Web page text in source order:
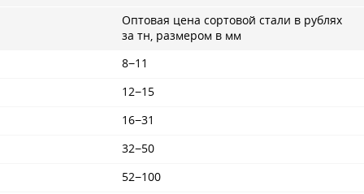
Оптовая цена сортовой стали в рублях
за тн, размером в мм
8−11
12−15
16−31
32−50
52−100